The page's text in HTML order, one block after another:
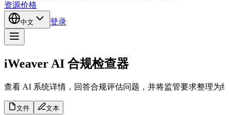
资源价格
中文 登录
iWeaver AI 合规检查器
查看 AI 系统详情，回答合规评估问题，并将监管要求整理为
文件 文本